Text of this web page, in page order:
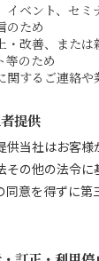
イベント、セ
のため
・改善、また
等のため
関するご連絡
提供
供当社はお客
その他の法令
同意を得ずに